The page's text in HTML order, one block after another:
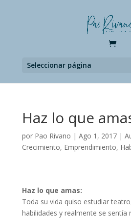
Seleccionar página
Haz lo que
por Pao Rivano | Ago 1, 2017|
Crecimiento, Emprendimiento,
Haz lo que amas:
Toda su vida quiso estudiar
habilidades y realmente se sentía